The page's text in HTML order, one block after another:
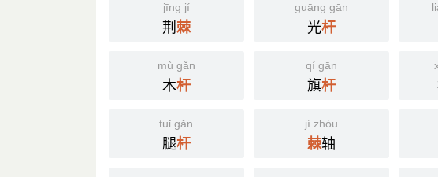
jīng jí
荆棘
guāng gān
光杆
mù gǎn
木杆
qí gān
旗杆
tuǐ gǎn
腿杆
jí zhóu
棘轴